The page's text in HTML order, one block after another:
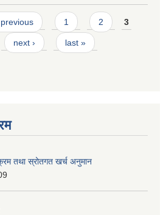
previous 1 2 3
next › last »
तथा स्रोतगत खर्च अनुमान